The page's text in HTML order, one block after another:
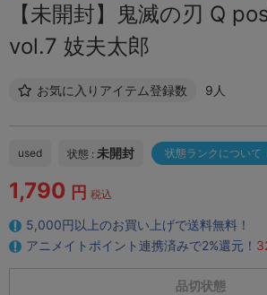
【未開封】鬼滅の刃 Q
vol.7 妓夫太郎
お気に入りアイテム登録数 9人
used 状態 : 未開封 状態ランクについて
1,790 円 税込
5,000円以上のお買い上げで送料無料！
アニメイトポイント連携済みで2%還元！
品切状態